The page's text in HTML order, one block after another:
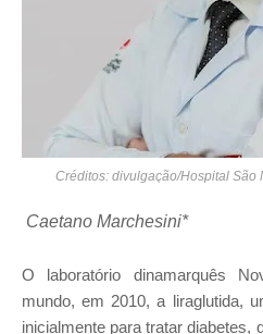
Créditos: divulgação/Hospital São
Caetano Marchesini*
O laboratório dinamarquês
mundo, em 2010, a liraglutida,
inicialmente para tratar diabetes,